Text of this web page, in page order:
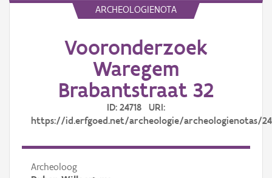
ARCHEOLOGIENOTA
Vooronderzoek
Waregem
Brabantstraat 32
ID: 24718 URI:
https://id.erfgoed.net/archeologie/archeologienotas/
Archeoloog